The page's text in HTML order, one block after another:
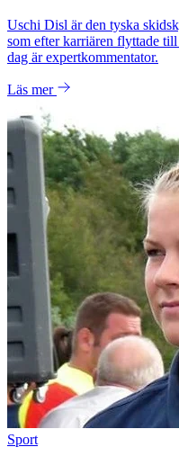
Uschi Disl är den tyska
som efter karriären flyttade
dag är expertkommentator.
Läs mer
Sport